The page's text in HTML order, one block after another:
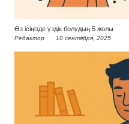
Өз ісіңізде үздік болудың 5 жолы
Редактор 10 сентября, 2025